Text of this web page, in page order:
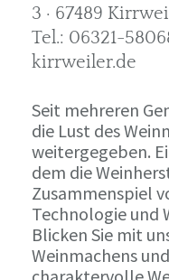
3 · 67489
Tel.: 06321-
kirrweiler.de
Seit mehreren
die Lust des
weitergegeben.
dem die
Zusammenspiel
Technologie und
Blicken Sie mit
Weinmachens